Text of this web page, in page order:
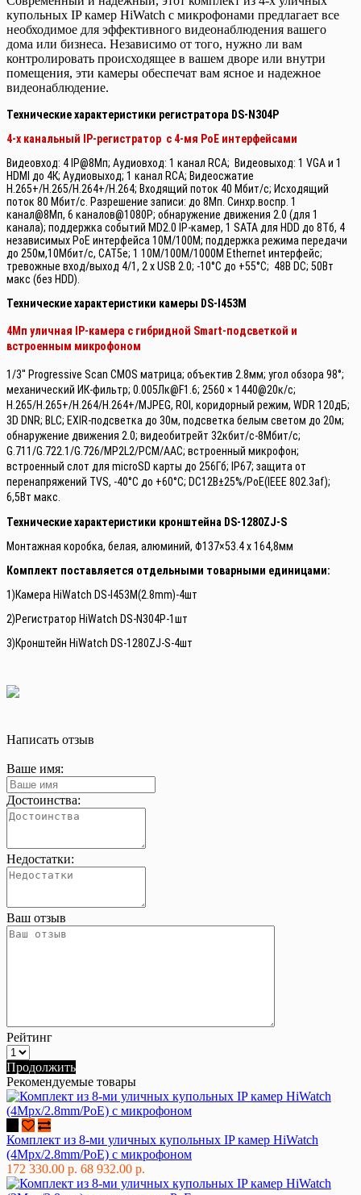
купольных IP камер HiWatch с микрофонами предлагает все
необходимое для эффективного видеонаблюдения вашего
дома или бизнеса. Независимо от того, нужно ли вам
контролировать происходящее в вашем дворе или внутри
помещения, эти камеры обеспечат вам ясное и надежное
видеонаблюдение.
Технические характеристики регистратора DS-N304P
4-х канальный IP-регистратор c 4-мя PoE интерфейсами
Видеовход: 4 IP@8Мп; Аудиовход: 1 канал RCA; Видеовыход: 1 VGA и 1
HDMI до 4К; Аудиовыход; 1 канал RCA; Видеосжатие
H.265+/H.265/H.264+/H.264; Входящий поток 40 Мбит/с; Исходящий
поток 80 Мбит/с. Разрешение записи: до 8Мп. Синхр.воспр. 1
канал@8Мп, 6 каналов@1080P; обнаружение движения 2.0 (для 1
канала); поддержка событий MD2.0 IP-камер, 1 SATA для HDD до 8Тб, 4
независимых PoE интерфейса 10M/100M; поддержка режима передачи
до 250м,10Мбит/с, CAT5e; 1 10M/100M/1000M Ethernet интерфейс;
тревожные вход/выход 4/1, 2 х USB 2.0; -10°C до +55°C; 48В DC; 50Вт
макс (без HDD).
Технические характеристики камеры DS-I453M
4Мп уличная IP-камера с гибридной Smart-подсветкой и
встроенным микрофоном
1/3'' Progressive Scan CMOS матрица; объектив 2.8мм; угол обзора 98°;
механический ИК-фильтр; 0.005Лк@F1.6; 2560 × 1440@20к/с;
H.265/H.265+/H.264/H.264+/MJPEG, ROI, коридорный режим, WDR 120дБ;
3D DNR; BLC; EXIR-подсветка до 30м, подсветка белым светом до 20м;
обнаружение движения 2.0; видеобитрейт 32кбит/с-8Мбит/с;
G.711/G.722.1/G.726/MP2L2/PCM/AAC; встроенный микрофон;
встроенный слот для microSD карты до 256Гб; IP67; защита от
перенапряжений TVS, -40°C до +60°C; DC12В±25%/PoE(IEEE 802.3af);
6,5Вт макс.
Технические характеристики кронштейна DS-1280ZJ-S
Монтажная коробка, белая, алюминий, Φ137×53.4 x 164,8мм
Комплект поставляется отдельными товарными единицами:
1)Камера HiWatch DS-I453M(2.8mm)-4шт
2)Регистратор HiWatch DS-N304P-1шт
3)Кронштейн HiWatch DS-1280ZJ-S-4шт
Написать отзыв
Ваше имя:
Достоинства:
Недостатки:
Ваш отзыв
Рейтинг
Продолжить
Рекомендуемые товары
Комплект из 8-ми уличных купольных IP камер HiWatch
(4Mpx/2.8mm/PoE) с микрофоном
172 330.00 р. 68 932.00 р.